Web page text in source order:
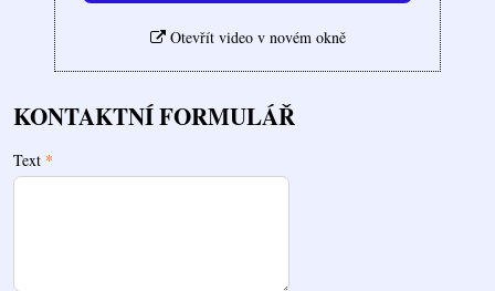
Otevřít video v novém okně
KONTAKTNÍ FORMULÁŘ
Text *